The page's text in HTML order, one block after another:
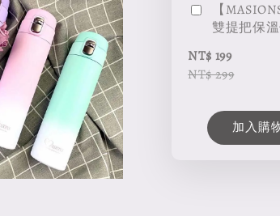
【
雙提把保
NT$ 199
NT$ 299
加入購